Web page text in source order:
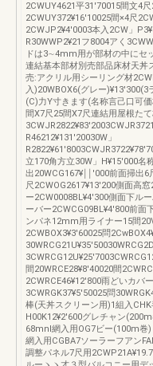
2CWUY4621平31′70015間文4
2CWUY372¥16′10025間×4尺
2CWJP2¥4′0003本入2CW」
R30WWP2¥21フ8004アく
ドは3∼4mm用が部材の中にセ
連結基本部材別売部品床材天丼
売:アクリル用シーリング材
入)20WBOX6(グレー
(C)力Y寸きます(名称言己口可
間X7尺25間X7尺連結用屋根た
R46212¥131′20030W」
立170角方立30W」H¥15′000
出20WCG167¥￨￨′000前面掃出
尺2CWOG2617¥13′200側面高
ー2CW0008BL¥4′300側面下ル
ーバー2CWCG09BL¥4′800前面
ンパネ12mm用ライナー15間
2CWBOX3¥3′60025問
間20WRCE28¥8′40020間
2CWRCE46¥12′800雨どいカバ
3CWRGK37¥5′50025問
棒(天丼スクリーン用)1組入CHK
H00K12¥2′600グレチャン
68mnl網入用OG7ビー(100m
網入用CGBA7ソーラーフアン
調整パネル7尺用